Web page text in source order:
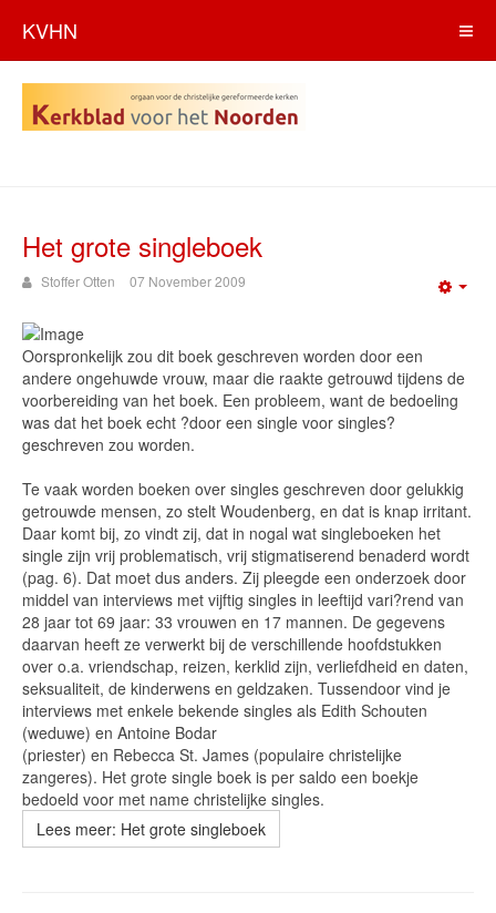
KVHN
Het grote singleboek
Stoffer Otten 07 November 2009
Oorspronkelijk zou dit boek geschreven worden door een
andere ongehuwde vrouw, maar die raakte getrouwd tijdens de
voorbereiding van het boek. Een probleem, want de bedoeling
was dat het boek echt ?door een single voor singles?
geschreven zou worden.
Te vaak worden boeken over singles geschreven door gelukkig
getrouwde mensen, zo stelt Woudenberg, en dat is knap irritant.
Daar komt bij, zo vindt zij, dat in nogal wat singleboeken het
single zijn vrij problematisch, vrij stigmatiserend benaderd wordt
(pag. 6). Dat moet dus anders. Zij pleegde een onderzoek door
middel van interviews met vijftig singles in leeftijd vari?rend van
28 jaar tot 69 jaar: 33 vrouwen en 17 mannen. De gegevens
daarvan heeft ze verwerkt bij de verschillende hoofdstukken
over o.a. vriendschap, reizen, kerklid zijn, verliefdheid en daten,
seksualiteit, de kinderwens en geldzaken. Tussendoor vind je
interviews met enkele bekende singles als Edith Schouten
(weduwe) en Antoine Bodar
(priester) en Rebecca St. James (populaire christelijke
zangeres). Het grote single boek is per saldo een boekje
bedoeld voor met name christelijke singles.
Lees meer: Het grote singleboek